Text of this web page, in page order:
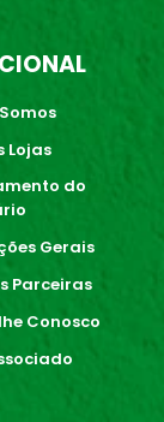
Lojas
do
Gerais
Parceiras
Conosco